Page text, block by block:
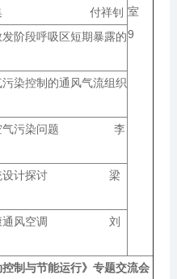
室
9
风采集 付祥钊
阶段呼吸区短期暴露的
染控制的通风气流组织
空气污染问题 李
系统设计探讨 梁
健康通风空调 刘
控制与节能运行》专题交流会